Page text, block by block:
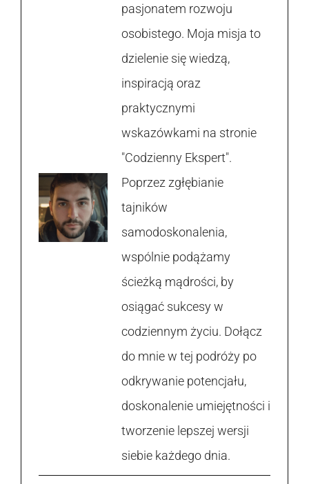
pasjonatem rozwoju
osobistego. Moja misja to
dzielenie się wiedzą,
inspiracją oraz
praktycznymi
wskazówkami na stronie
"Codzienny Ekspert".
Poprzez zgłębianie
tajników
samodoskonalenia,
wspólnie podążamy
ścieżką mądrości, by
osiągać sukcesy w
codziennym życiu. Dołącz
do mnie w tej podróży po
odkrywanie potencjału,
doskonalenie umiejętności i
tworzenie lepszej wersji
siebie każdego dnia.